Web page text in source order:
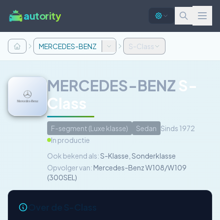
autority
MERCEDES-BENZ S-Class
MERCEDES-BENZ S-
Class
F-segment (Luxe klasse) Sedan Sinds 1972
In productie
Ook bekend als:S-Klasse, Sonderklasse
Opvolger van: Mercedes-Benz W108/W109
(300SEL)